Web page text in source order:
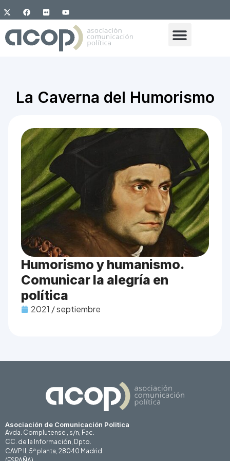
La Caverna del Humorismo
Humorismo y humanismo.
Comunicar la alegría en
política
2021 / septiembre
Asociación de Comunicación Politica
Avda. Complutense , s/n, Fac.
CC. de la Información, Dpto.
CAVP II, 5ª planta, 28040 Madrid